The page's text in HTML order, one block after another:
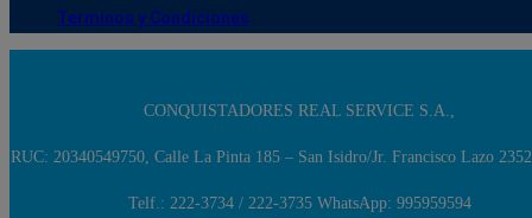
Terminos y Condiciones
CONQUISTADORES REAL SERVICE S.A.,
RUC: 20340549750, Calle La Pinta 185 – San Isidro/Jr. Francisco Lazo
Telf.: 222-3734 / 222-3735 WhatsApp: 995959594